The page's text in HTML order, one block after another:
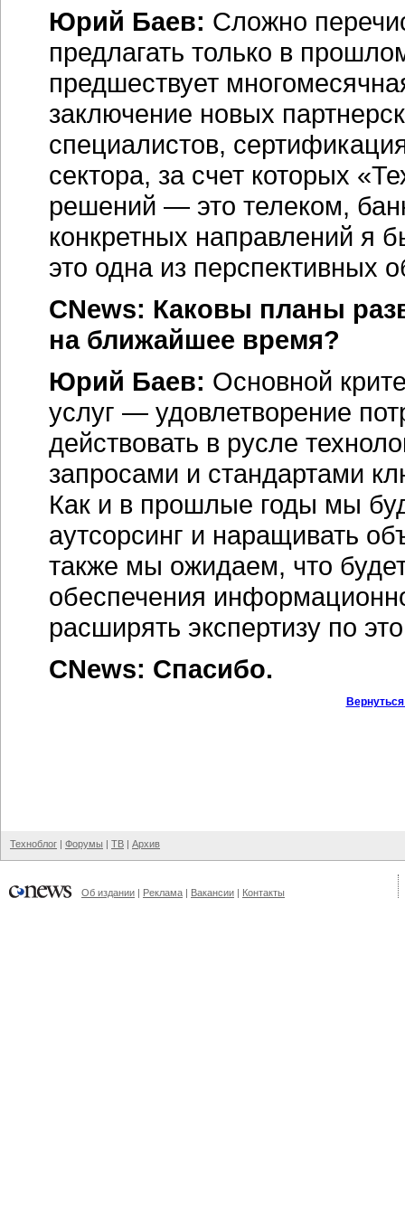
Юрий Баев: Сложно
предлагать только в
предшествует
заключение новых
специалистов,
сектора, за счет которых
решений — это телеком,
конкретных направлений
это одна из перспективных
CNews: Каковы планы
на ближайшее время?
Юрий Баев: Основной
услуг — удовлетворение
действовать в русле
запросами и стандартами
Как и в прошлые годы мы
аутсорсинг и наращивать
также мы ожидаем, что
обеспечения
расширять экспертизу по
CNews: Спасибо.
Техноблог | Форумы | ТВ | Архив
Об издании | Реклама | Вакансии | Контакты